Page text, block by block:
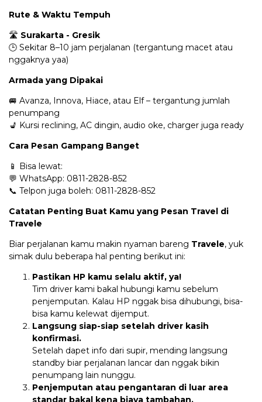
Rute & Waktu Tempuh
🛣️ Surakarta - Gresik
🕒 Sekitar 8–10 jam perjalanan (tergantung macet atau
nggaknya yaa)
Armada yang Dipakai
🚐 Avanza, Innova, Hiace, atau Elf – tergantung jumlah
penumpang
💺 Kursi reclining, AC dingin, audio oke, charger juga ready
Cara Pesan Gampang Banget
📱 Bisa lewat:
💬 WhatsApp: 0811-2828-852
📞 Telpon juga boleh: 0811-2828-852
Catatan Penting Buat Kamu yang Pesan Travel di
Travele
Biar perjalanan kamu makin nyaman bareng Travele, yuk
simak dulu beberapa hal penting berikut ini:
Pastikan HP kamu selalu aktif, ya!
Tim driver kami bakal hubungi kamu sebelum
penjemputan. Kalau HP nggak bisa dihubungi, bisa-
bisa kamu kelewat dijemput.
Langsung siap-siap setelah driver kasih
konfirmasi.
Setelah dapet info dari supir, mending langsung
standby biar perjalanan lancar dan nggak bikin
penumpang lain nunggu.
Penjemputan atau pengantaran di luar area
standar bakal kena biaya tambahan.